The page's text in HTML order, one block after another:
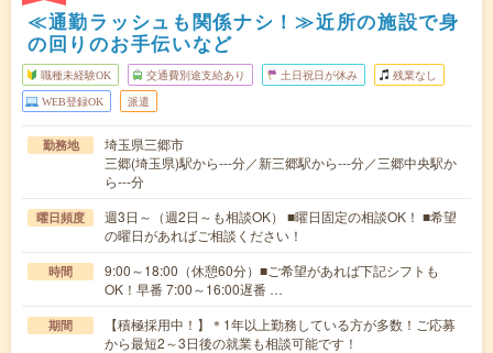
≪通勤ラッシュも関係ナシ！≫近所の施設で身
の回りのお手伝いなど
職種未経験OK 交通費別途支給あり 土日祝日が休み 残業なし
WEB登録OK 派遣
勤務地
埼玉県三郷市
三郷(埼玉県)駅から---分／新三郷駅から---分／三郷中央駅か
ら---分
曜日頻度
週3日～（週2日～も相談OK） ■曜日固定の相談OK！ ■希望
の曜日があればご相談ください！
時間
9:00～18:00（休憩60分）■ご希望があれば下記シフトも
OK！早番 7:00～16:00遅番 …
期間
【積極採用中！】＊1年以上勤務している方が多数！ご応募
から最短2～3日後の就業も相談可能です！